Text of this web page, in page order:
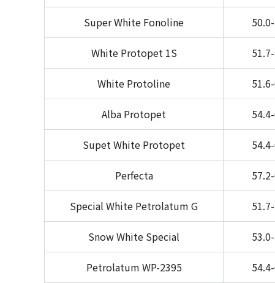
Super White Fonoline
White Protopet 1S
White Protoline
Alba Protopet
Supet White Protopet
Perfecta
Special White Petrolatum G
Snow White Special
Petrolatum WP-2395